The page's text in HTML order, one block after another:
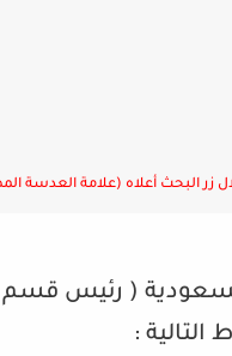
البحث أعلاه (علامة العدسة
( رئيس قسم
: